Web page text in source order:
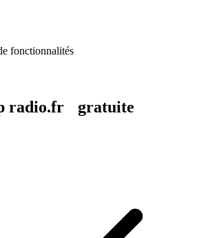
fonctionnalités
radio.fr gratuite